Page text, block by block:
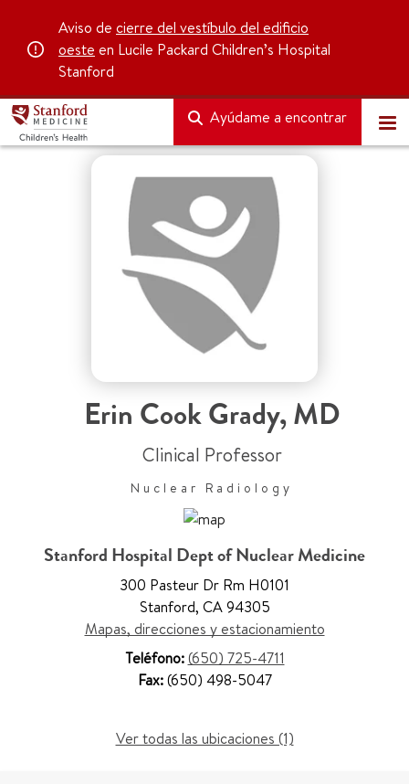
Aviso de cierre del vestíbulo del edificio
oeste en Lucile Packard Children’s Hospital
Stanford
Ayúdame a encontrar
Erin Cook Grady,MD
Clinical Professor
Nuclear Radiology
Stanford Hospital Dept of Nuclear Medicine
300 Pasteur Dr Rm H0101
Stanford, CA 94305
Mapas, direcciones y estacionamiento
Teléfono:(650) 725-4711
Fax:(650) 498-5047
Ver todas las ubicaciones (1)